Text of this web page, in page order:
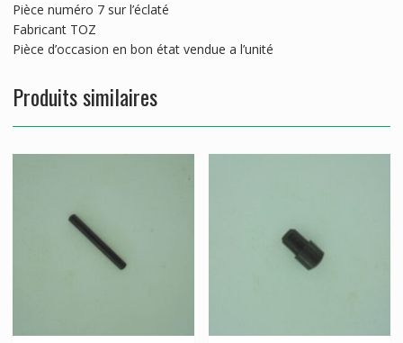
Pièce numéro 7 sur l’éclaté
Fabricant TOZ
Pièce d’occasion en bon état vendue a l’unité
Produits similaires